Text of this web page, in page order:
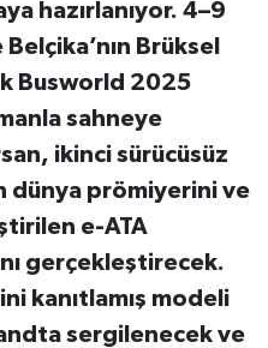
hazırlanıyor. 4–9
Brüksel
Busworld 2025
sahneye
ikinci sürücüsüz
dünya prömiyerini ve
e-ATA
gerçekleştirecek.
kanıtlamış modeli
sergilenecek ve